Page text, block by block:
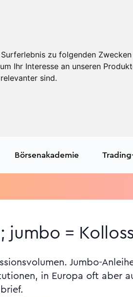
zu folgenden
um Ihr Interesse an unseren
sind.
Börsenakademie
=
Jumbo-
in Europa oft aber